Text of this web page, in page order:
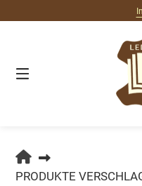
zum
LEDERBUCH.DE
PRODUKTE